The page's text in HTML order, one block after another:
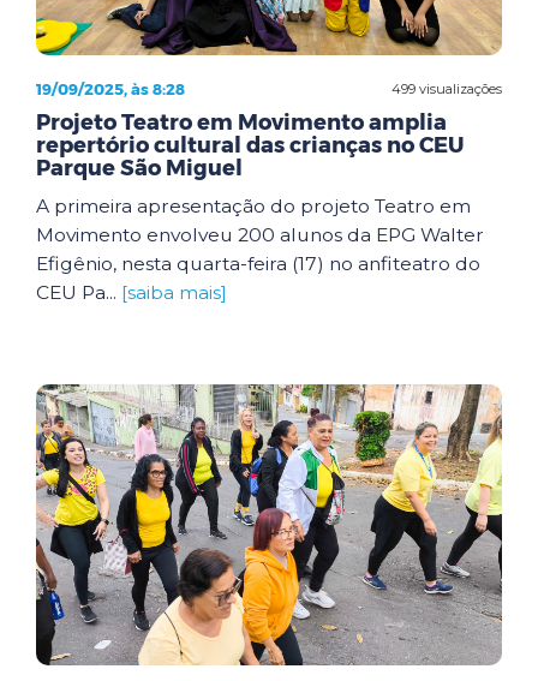
499 visualizações
19/09/2025, às 8:28
Projeto Teatro em Movimento amplia
repertório cultural das crianças no CEU
Parque São Miguel
A primeira apresentação do projeto Teatro em
Movimento envolveu 200 alunos da EPG Walter
Efigênio, nesta quarta-feira (17) no anfiteatro do
CEU Pa... [saiba mais]